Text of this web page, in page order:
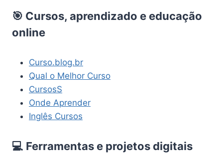
🎯 Cursos, aprendizado e educação
online
Curso.blog.br
Qual o Melhor Curso
CursosS
Onde Aprender
Inglês Cursos
💻 Ferramentas e projetos digitais